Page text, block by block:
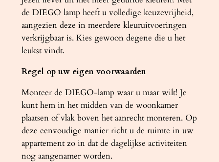
de DIEGO lamp heeft u volledige keuzevrijheid,
aangezien deze in meerdere kleuruitvoeringen
verkrijgbaar is. Kies gewoon degene die u het
leukst vindt.
Regel op uw eigen voorwaarden
Monteer de DIEGO-lamp waar u maar wilt! Je
kunt hem in het midden van de woonkamer
plaatsen of vlak boven het aanrecht monteren. Op
deze eenvoudige manier richt u de ruimte in uw
appartement zo in dat de dagelijkse activiteiten
nog aangenamer worden.